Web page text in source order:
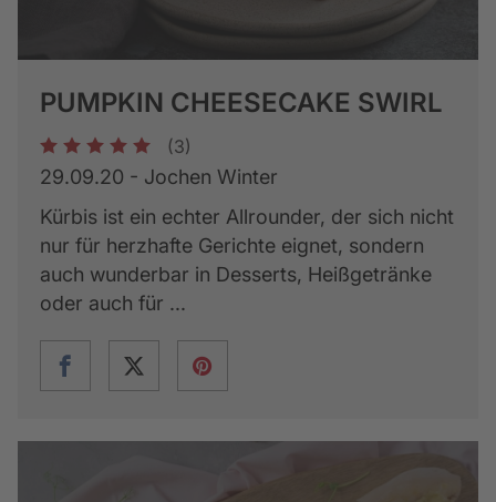
PUMPKIN CHEESECAKE SWIRL
1 2 3 4 5 (3)
29.09.20 - Jochen Winter
Kürbis ist ein echter Allrounder, der sich nicht
nur für herzhafte Gerichte eignet, sondern
auch wunderbar in Desserts, Heißgetränke
oder auch für ...